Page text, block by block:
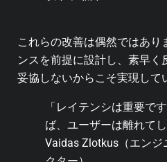
これらの改善は偶然ではあり
ンスを前提に設計し、素早
妥協しないからこそ実現して
「レイテンシは重要で
ば、ユーザーは離れて
Vaidas Zlotkus（エンジ